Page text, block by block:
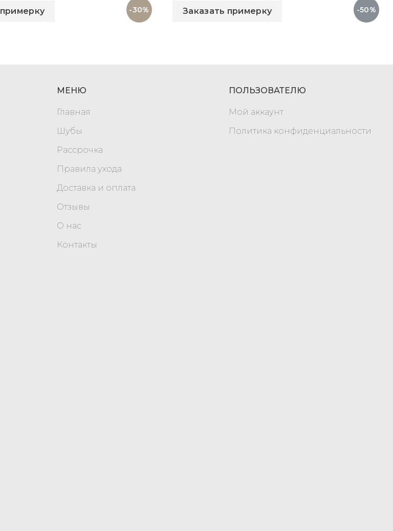
-30% -50%
Заказать примерку
МЕНЮ
Главная
Шубы
Рассрочка
Правила ухода
Доставка и оплата
Отзывы
О нас
Контакты
ПОЛЬЗОВАТЕЛЮ
Мой аккаунт
Политика конфиденциальности